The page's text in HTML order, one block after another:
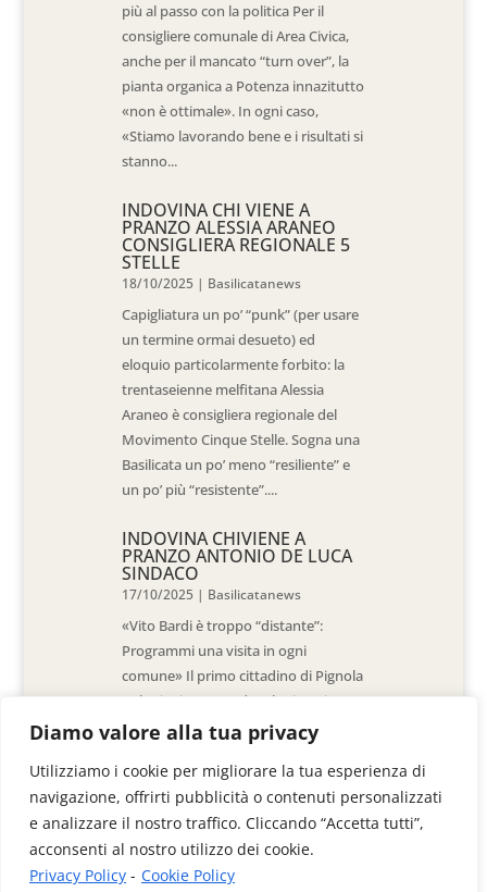
Diamo valore alla tua privacy
Utilizziamo i cookie per migliorare la tua esperienza di
navigazione, offrirti pubblicità o contenuti personalizzati
e analizzare il nostro traffico. Cliccando “Accetta tutti”,
acconsenti al nostro utilizzo dei cookie.
Privacy Policy - Cookie Policy
più al passo con la politica Per il
consigliere comunale di Area Civica,
anche per il mancato “turn over”, la
pianta organica a Potenza innazitutto
«non è ottimale». In ogni caso,
«Stiamo lavorando bene e i risultati si
stanno...
INDOVINA CHI VIENE A
PRANZO ALESSIA ARANEO
CONSIGLIERA REGIONALE 5
STELLE
18/10/2025 | Basilicatanews
Capigliatura un po’ “punk” (per usare
un termine ormai desueto) ed
eloquio particolarmente forbito: la
trentaseienne melfitana Alessia
Araneo è consigliera regionale del
Movimento Cinque Stelle. Sogna una
Basilicata un po’ meno “resiliente” e
un po’ più “resistente”....
INDOVINA CHIVIENE A
PRANZO ANTONIO DE LUCA
SINDACO
17/10/2025 | Basilicatanews
«Vito Bardi è troppo “distante”:
Programmi una visita in ogni
comune» Il primo cittadino di Pignola
«L’ho invitato a vedere la situazione
al Pantano, ma non è venuto. La
sensazione è che -come sindaci-
siamo lasciati a noi stessi» di Walter
De Stradis In...